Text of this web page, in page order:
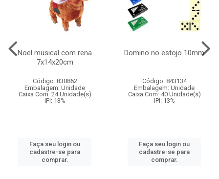
Noel musical com rena
7x14x20cm
Código: 830862
Embalagem: Unidade
Caixa Com: 24 Unidade(s)
IPI: 13%
Faça seu login ou
cadastre-se para
comprar.
Domino no estojo 10mm
Código: 843134
Embalagem: Unidade
Caixa Com: 40 Unidade(s)
IPI: 13%
Faça seu login ou
cadastre-se para
comprar.